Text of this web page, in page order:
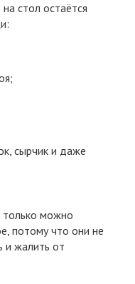
стол остаётся
сырчик и даже
только можно
потому что они не
и жалить от